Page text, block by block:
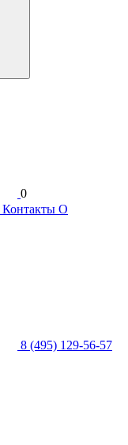
0
Контакты О
8 (495) 129-56-57